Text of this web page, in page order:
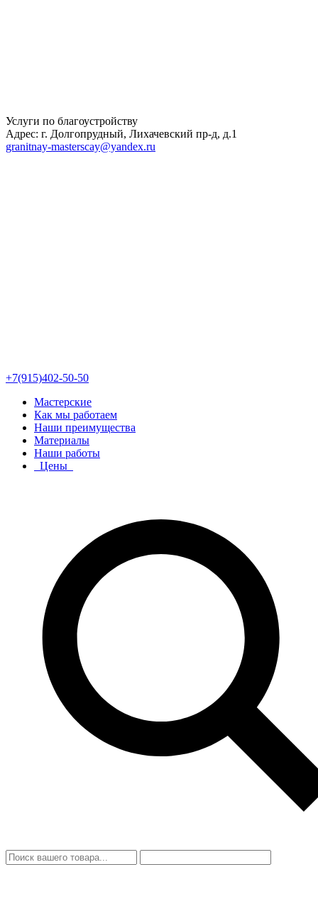
Услуги по благоустройству
Адрес: г. Долгопрудный, Лихачевский пр-д, д.1
granitnay-masterscay@yandex.ru
+7(915)402-50-50
Мастерские
Как мы работаем
Наши преимущества
Материалы
Наши работы
Цены